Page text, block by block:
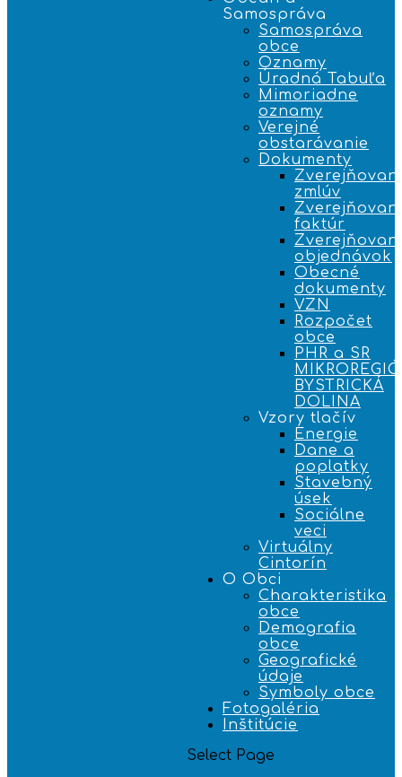
Samospráva
Samospráva
obce
Oznamy
Úradná Tabuľa
Mimoriadne
oznamy
Verejné
obstarávanie
Dokumenty
zmlúv
faktúr
objednávok
Obecné
dokumenty
VZN
Rozpočet
obce
PHR a SR
BYSTRICKÁ
DOLINA
Vzory tlačív
Energie
Dane a
poplatky
Stavebný
úsek
Sociálne
veci
Virtuálny
Cintorín
O Obci
Charakteristika
obce
Demografia
obce
Geografické
údaje
Symboly obce
Fotogaléria
Inštitúcie
Select Page